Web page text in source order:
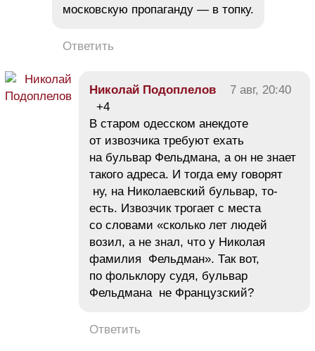
московскую пропаганду — в топку.
Ответить
Николай Подоплелов
7 авг, 20:40
+4
В старом одесском анекдоте
от извозчика требуют ехать
на бульвар Фельдмана, а он не знает
такого адреса. И тогда ему говорят
ну, на Николаевский бульвар, то-
есть. Извозчик трогает с места
со словами «сколько лет людей
возил, а не знал, что у Николая
фамилия Фельдман». Так вот,
по фольклору судя, бульвар
Фельдмана не Французский?
Ответить